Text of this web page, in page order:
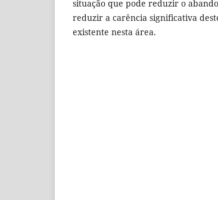
situação que pode reduzir o
reduzir a carência significativa
existente nesta área.